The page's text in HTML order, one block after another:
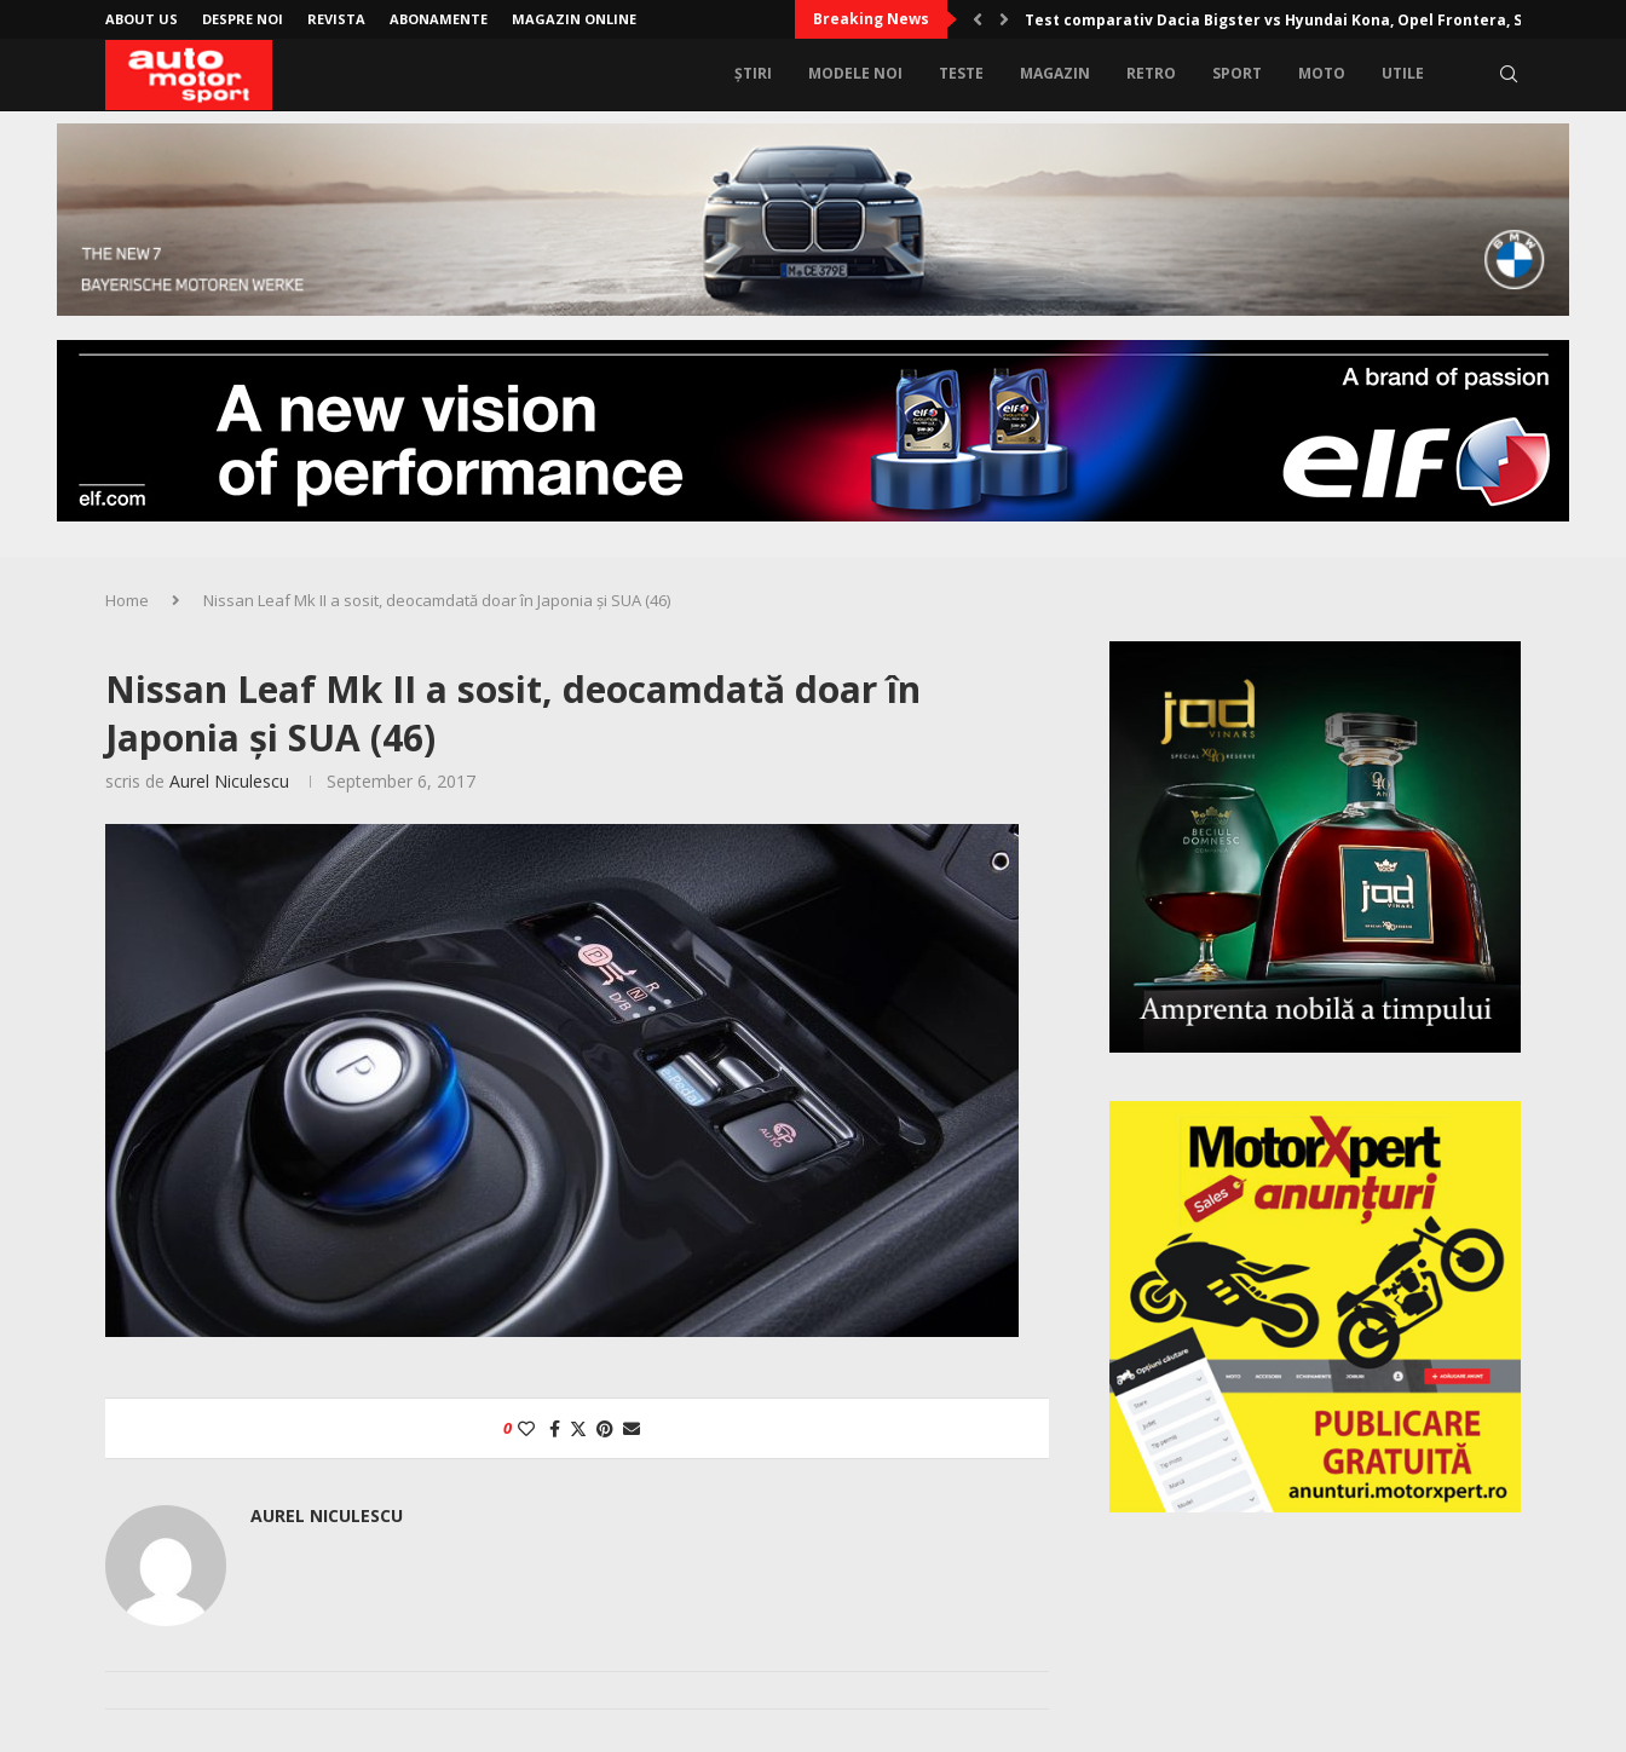
ABOUT US DESPRE NOI REVISTA ABONAMENTE MAGAZIN ONLINE Breaking News Test comparativ Dacia Bigster vs Hyundai Kona, Opel Frontera, Skoda...
ȘTIRI MODELE NOI TESTE MAGAZIN RETRO SPORT MOTO UTILE
Home Nissan Leaf Mk II a sosit, deocamdată doar în Japonia și SUA (46)
Nissan Leaf Mk II a sosit, deocamdată doar în
Japonia și SUA (46)
scris de Aurel Niculescu September 6, 2017
0
AUREL NICULESCU